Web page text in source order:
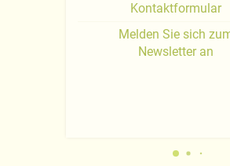
Kontaktformular
Melden Sie sich
Newsletter an